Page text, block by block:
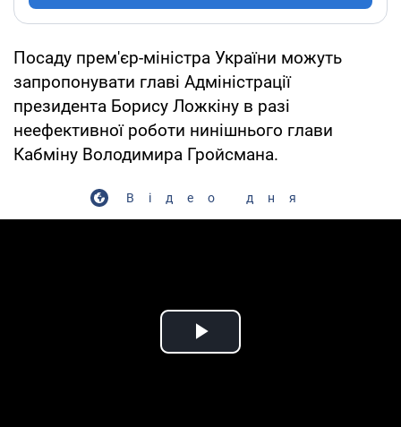
Посаду прем'єр-міністра України можуть
запропонувати главі Адміністрації
президента Борису Ложкіну в разі
неефективної роботи нинішнього глави
Кабміну Володимира Гройсмана.
Відео дня
Play Video